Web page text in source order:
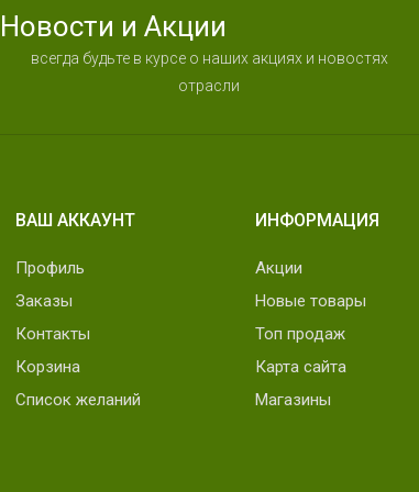
Новости и Акции
всегда будьте в курсе о наших акциях и новостях
отрасли
ВАШ АККАУНТ
Профиль
Заказы
Контакты
Корзина
Список желаний
ИНФОРМАЦИЯ
Акции
Новые товары
Топ продаж
Карта сайта
Магазины